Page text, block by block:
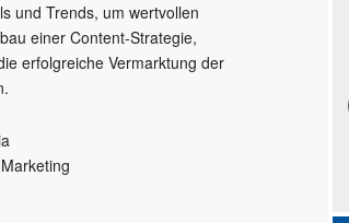
und Trends, um wertvollen
einer Content-Strategie,
erfolgreiche Vermarktung der